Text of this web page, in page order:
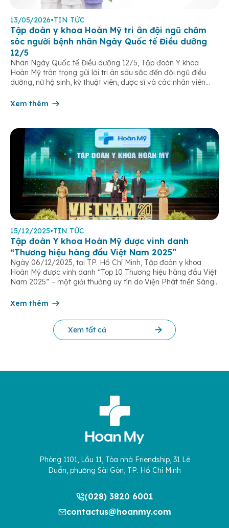
13/05/2026•TIN TỨC
Tập đoàn y khoa Hoàn Mỹ tri ân đội ngũ chăm
sóc người bệnh nhân Ngày Quốc tế Điều dưỡng
12/5
Nhân Ngày Quốc tế Điều dưỡng 12/5, Tập đoàn Y khoa
Hoàn Mỹ trân trọng gửi lời tri ân sâu sắc đến đội ngũ điều
dưỡng, nữ hộ sinh, kỹ thuật viên, dược sĩ và các nhân viên
âm thầm đồng hành trên […]
Xem thêm
15/12/2025•TIN TỨC
Tập đoàn Y khoa Hoàn Mỹ được vinh danh
“Thương hiệu hàng đầu Việt Nam 2025”
Ngày 06/12/2025, tại TP. Hồ Chí Minh, Tập đoàn y khoa
Hoàn Mỹ được vinh danh “Top 10 Thương hiệu hàng đầu Việt
Nam 2025” – một giải thưởng uy tín do Viện Phát triển Sáng
cứu Phát triển Doanh nghiệp Châu Á […]
Xem thêm
Xem tất cả
Phòng 1101, Lầu 11, Tòa nhà Friendship, 31 Lê
Duẩn, phường Sài Gòn, TP. Hồ Chí Minh
(028) 3820 6001
contactus@hoanmy.com